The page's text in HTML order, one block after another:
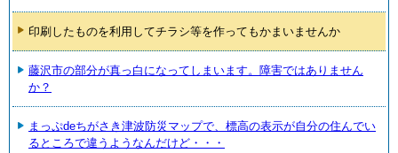
印刷したものを利用してチラシ等を作ってもかまいませんか
藤沢市の部分が真っ白になってしまいます。障害ではありません
か？
まっぷdeちがさき津波防災マップで、標高の表示が自分の住んでい
るところで違うようなんだけど・・・